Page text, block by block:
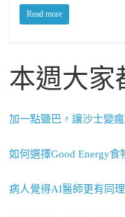
Read more
本週大家
加一點鹽巴，讓沙士變
如何選擇Good Energy食
病人覺得AI醫師更有同